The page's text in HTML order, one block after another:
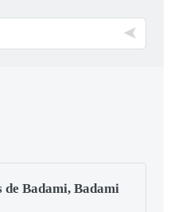
de Badami, Badami